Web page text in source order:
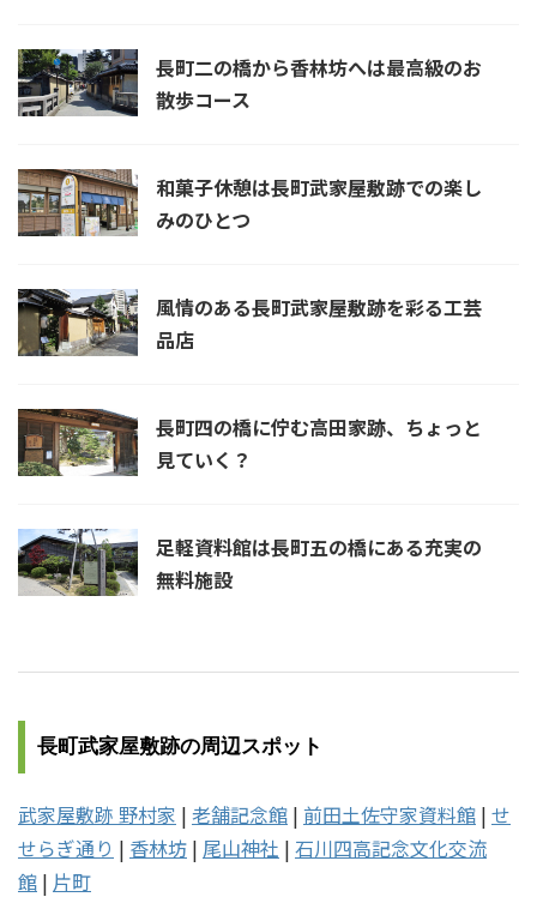
長町二の橋から香林坊へは最高級のお
散歩コース
和菓子休憩は長町武家屋敷跡での楽し
みのひとつ
風情のある長町武家屋敷跡を彩る工芸
品店
長町四の橋に佇む高田家跡、ちょっと
見ていく？
足軽資料館は長町五の橋にある充実の
無料施設
長町武家屋敷跡の周辺スポット
武家屋敷跡 野村家 | 老舗記念館 | 前田土佐守家資料館 | せ
せらぎ通り | 香林坊 | 尾山神社 | 石川四高記念文化交流
館 | 片町